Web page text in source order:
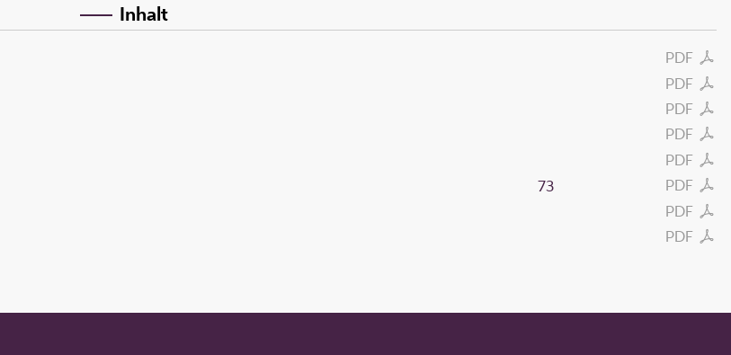
Inhalt
PDF
PDF
PDF
PDF
PDF
PDF
73
PDF
PDF